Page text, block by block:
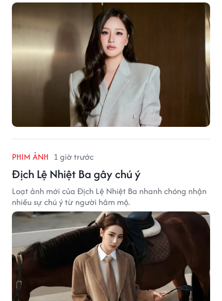
PHIM ẢNH 1 giờ trước
Địch Lệ Nhiệt Ba gây chú ý
Loạt ảnh mới của Địch Lệ Nhiệt Ba nhanh chóng nhận
nhiều sự chú ý từ người hâm mộ.